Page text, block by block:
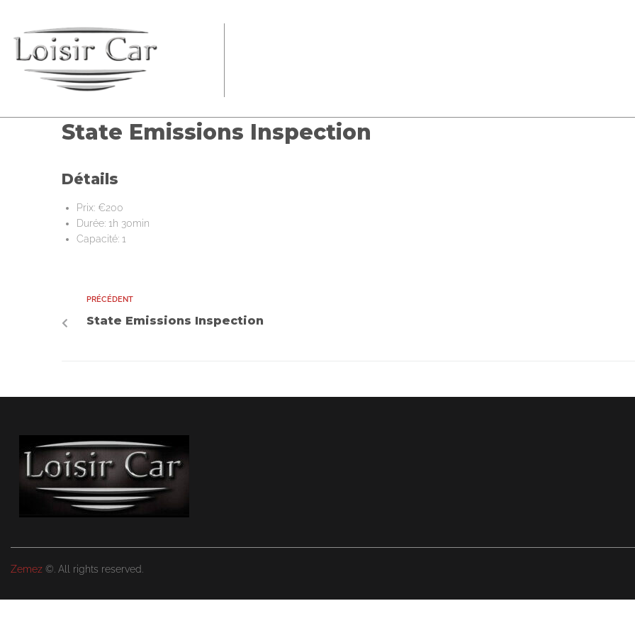
State Emissions Inspection
Détails
Prix: €200
Durée: 1h 30min
Capacité: 1
PRÉCÉDENT
State Emissions Inspection
Zemez ©. All rights reserved.